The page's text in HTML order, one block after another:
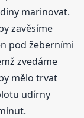
marinovat.
zavěsíme
pod žeberními
zvedáme
mělo trvat
udírny